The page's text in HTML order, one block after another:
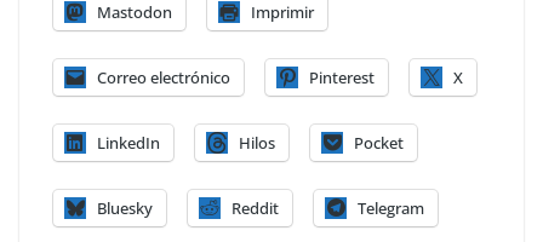
Mastodon Imprimir
Correo electrónico Pinterest X
LinkedIn Hilos Pocket
Bluesky Reddit Telegram